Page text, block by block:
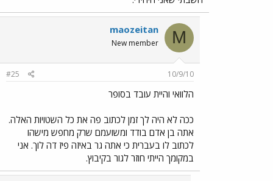
M
maozeitan
New member
10/9/10
#25
הלוואי והיית עובד בסופר
ככה לא היה לך זמן לכתוב פה את כל השטויות האלה.
אתה בן אדם בודד ומשועמם שרק מחפש מישהו
לכתוב לו בעברית כי אתה גר באיזה פיז דה לוך. אני
במקומך הייתי חוזר לגור בקיבוץ.